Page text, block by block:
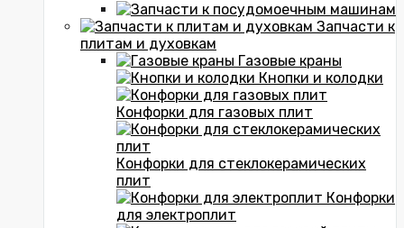
Запчасти к
плитам и духовкам
Газовые краны
Кнопки и колодки
Конфорки для газовых плит
Конфорки для стеклокерамических
плит
Конфорки
для электроплит